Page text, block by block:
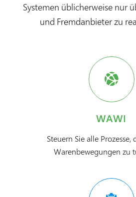
Systemen üblicherweise nur
und Fremdanbieter zu
WAWI
Steuern Sie alle Prozesse,
Warenbewegungen zu